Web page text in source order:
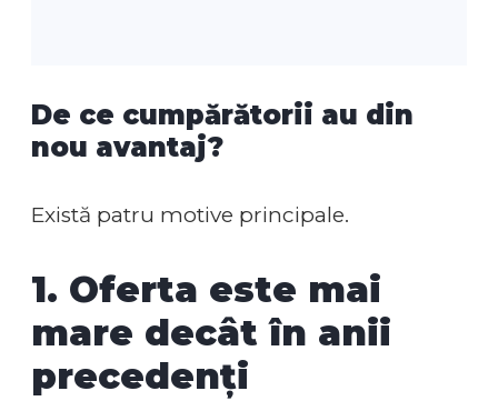
De ce cumpărătorii au din
nou avantaj?
Există patru motive principale.
1. Oferta este mai
mare decât în anii
precedenți